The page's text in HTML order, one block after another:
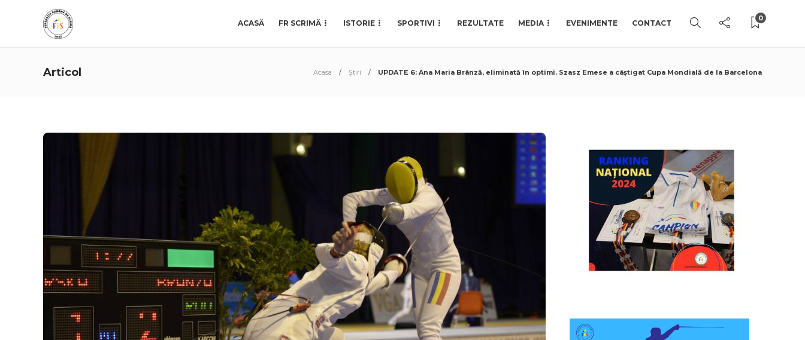
ACASĂ FR SCRIMĂ ISTORIE SPORTIVI REZULTATE MEDIA EVENIMENTE CONTACT
0
Articol Acasa Știri UPDATE 6: Ana Maria Brânză, eliminată în optimi. Szasz Emese a câştigat Cupa Mondială de la Barcelona